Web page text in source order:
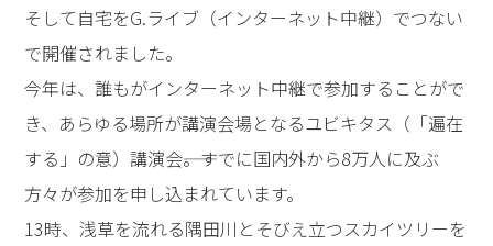
そして自宅をG.ライブ（インターネット中継）でつない
で開催されました。
今年は、誰もがインターネット中継で参加することがで
き、あらゆる場所が講演会場となるユビキタス（「遍在
する」の意）講演会――。すでに国内外から8万人に及ぶ
方々が参加を申し込まれています。
13時、浅草を流れる隅田川とそびえ立つスカイツリーを